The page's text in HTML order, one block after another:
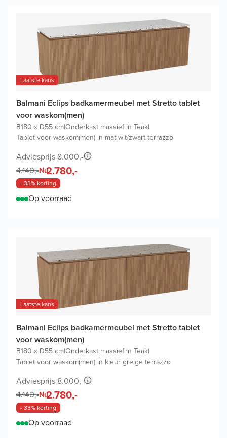
Laatste kans
Balmani Eclips badkamermeubel met Stretto tablet
voor waskom(men)
B180 x D55 cm|Onderkast massief in Teak|
Tablet voor waskom(men) in mat wit/zwart terrazzo
Adviesprijs 8.000,-
4.140,-Nu2.780,-
- 33% korting
Op voorraad
Laatste kans
Balmani Eclips badkamermeubel met Stretto tablet
voor waskom(men)
B180 x D55 cm|Onderkast massief in Teak|
Tablet voor waskom(men) in kleur greige terrazzo
Adviesprijs 8.000,-
4.140,-Nu2.780,-
- 33% korting
Op voorraad